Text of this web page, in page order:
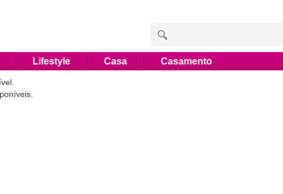
Lifestyle Casa Casamento